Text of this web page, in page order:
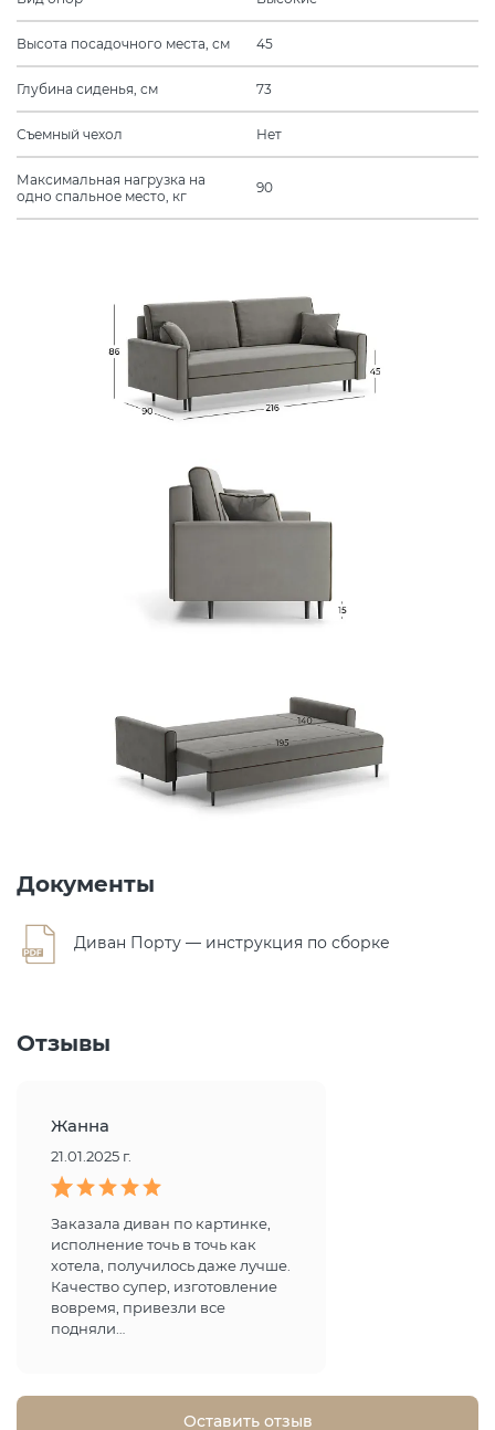
Высота посадочного места, см 45
Глубина сиденья, см 73
Съемный чехол Нет
Максимальная нагрузка на
одно спальное место, кг
90
Документы
Диван Порту — инструкция по сборке
Отзывы
Жанна
21.01.2025 г.
Заказала диван по картинке,
исполнение точь в точь как
хотела, получилось даже лучше.
Качество супер, изготовление
вовремя, привезли все
подняли…
Оставить отзыв